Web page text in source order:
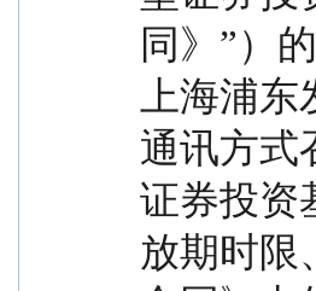
同》”）
上海浦
通讯方式
证券投资
放期时限